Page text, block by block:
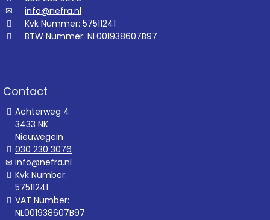
info@nefra.nl
Kvk Nummer: 57511241
BTW Nummer: NL001938607B97
Contact
Achterweg 4
3433 NK
Nieuwegein
030 230 3076
info@nefra.nl
Kvk Number:
57511241
VAT Number:
NL001938607B97